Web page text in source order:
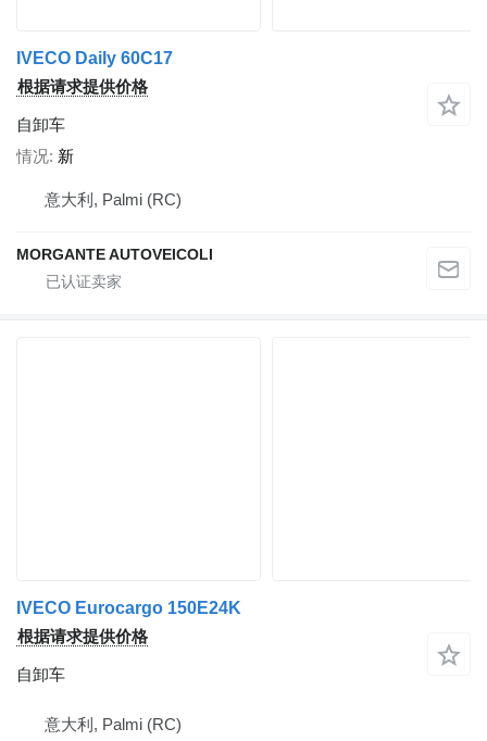
IVECO Daily 60C17
根据请求提供价格
自卸车
情况 新
意大利, Palmi (RC)
MORGANTE AUTOVEICOLI
IVECO Eurocargo 150E24K
根据请求提供价格
自卸车
意大利, Palmi (RC)